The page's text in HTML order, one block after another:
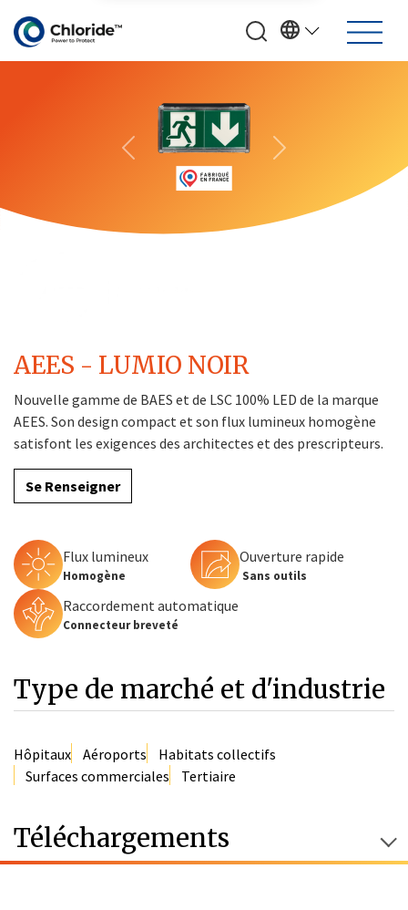
Previous Next
AEES - LUMIO NOIR
Nouvelle gamme de BAES et de LSC 100% LED de la marque
AEES. Son design compact et son flux lumineux homogène
satisfont les exigences des architectes et des prescripteurs.
Se Renseigner
Flux lumineux
Homogène
Ouverture rapide
Sans outils
Raccordement automatique
Connecteur breveté
Type de marché et d'industrie
Hôpitaux Aéroports
Habitats collectifs
Surfaces commerciales
Tertiaire
Téléchargements